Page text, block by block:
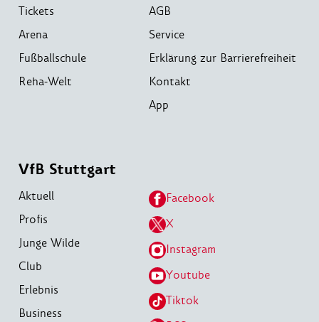
Tickets
Arena
Fußballschule
Reha-Welt
AGB
Service
Erklärung zur Barrierefreiheit
Kontakt
App
VfB Stuttgart
Aktuell
Profis
Junge Wilde
Club
Erlebnis
Business
Facebook
X
Instagram
Youtube
Tiktok